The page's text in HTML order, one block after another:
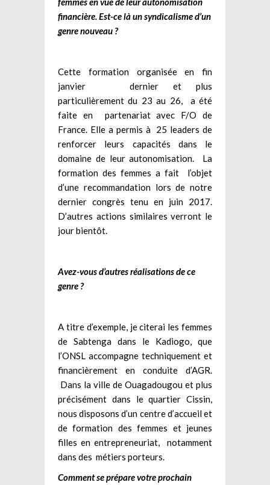
financière. Est-ce là un syndicalisme d’un
genre nouveau ?
Cette formation organisée en fin
janvier dernier et plus
particulièrement du 23 au 26, a été
faite en partenariat avec F/O de
France. Elle a permis à 25 leaders de
renforcer leurs capacités dans le
domaine de leur autonomisation. La
formation des femmes a fait l’objet
d’une recommandation lors de notre
dernier congrès tenu en juin 2017.
D’autres actions similaires verront le
jour bientôt.
Avez-vous d’autres réalisations de ce
genre ?
A titre d’exemple, je citerai les femmes
de Sabtenga dans le Kadiogo, que
l’ONSL accompagne techniquement et
financièrement en conduite d’AGR.
Dans la ville de Ouagadougou et plus
précisément dans le quartier Cissin,
nous disposons d’un centre d’accueil et
de formation des femmes et jeunes
filles en entrepreneuriat, notamment
dans des métiers porteurs.
Comment se prépare votre prochain